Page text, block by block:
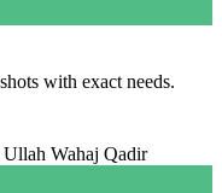
with exact needs.
Wahaj Qadir